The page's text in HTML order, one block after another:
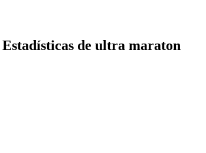
Estadísticas de ultra maraton